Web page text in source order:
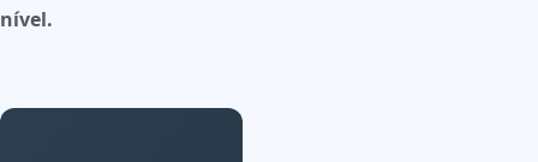
nível.